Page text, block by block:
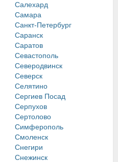
Салехард
Самара
Санкт-Петербург
Саранск
Саратов
Севастополь
Северодвинск
Северск
Селятино
Сергиев Посад
Серпухов
Сертолово
Симферополь
Смоленск
Снегири
Снежинск